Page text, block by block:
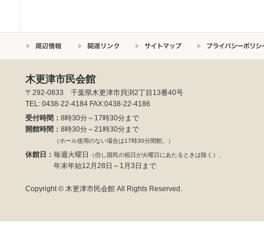
木更津市民会館
〒292-0833 千葉県木更津市貝渕2丁目13番40号
TEL: 0438-22-4184 FAX:0438-22-4186
受付時間： 8時30分～17時30分まで
開館時間： 8時30分～21時30分まで
（ホール使用のない場合は17時30分閉館。）
休館日： 毎週火曜日 （但し国民の祝日が火曜日にあたるときは除く）、
年末年始12月28日～1月3日まで
Copyright © 木更津市民会館 All Rights Reserved.